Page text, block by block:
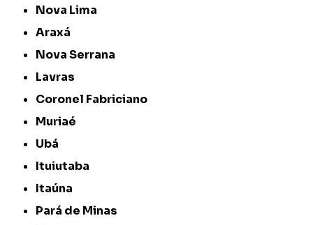
Nova Lima
Araxá
Nova Serrana
Lavras
Coronel Fabriciano
Muriaé
Ubá
Ituiutaba
Itaúna
Pará de Minas